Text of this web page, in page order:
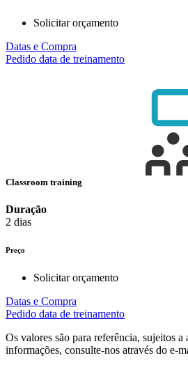
Solicitar orçamento
Datas e Compra
Pedido data de treinamento
Classroom training
Duração
2 dias
Preço
Solicitar orçamento
Datas e Compra
Pedido data de treinamento
Os valores são para referência, sujeitos a
informações, consulte-nos através do e-